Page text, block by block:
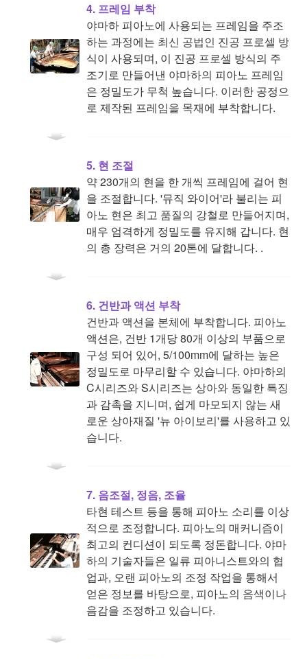
4. 프레임 부착
야마하 피아노에 사용되는 프레임을 주조
하는 과정에는 최신 공법인 진공 프로셀 방
식이 사용되며, 이 진공 프로셀 방식의 주
조기로 만들어낸 야마하의 피아노 프레임
은 정밀도가 무척 높습니다. 이러한 공정으
로 제작된 프레임을 목재에 부착합니다.
5. 현 조절
약 230개의 현을 한 개씩 프레임에 걸어 현
을 조절합니다. '뮤직 와이어'라 불리는 피
아노 현은 최고 품질의 강철로 만들어지며,
매우 엄격하게 정밀도를 유지해 갑니다. 현
의 총 장력은 거의 20톤에 달합니다. .
6. 건반과 액션 부착
건반과 액션을 본체에 부착합니다. 피아노
액션은, 건반 1개당 80개 이상의 부품으로
구성 되어 있어, 5/100mm에 달하는 높은
정밀도로 마무리할 수 있습니다. 야마하의
C시리즈와 S시리즈는 상아와 동일한 특징
과 감촉을 지니며, 쉽게 마모되지 않는 새
로운 상아재질 '뉴 아이보리'를 사용하고 있
습니다.
7. 음조절, 정음, 조율
타현 테스트 등을 통해 피아노 소리를 이상
적으로 조정합니다. 피아노의 매커니즘이
최고의 컨디션이 되도록 정돈합니다. 야마
하의 기술자들은 일류 피아니스트와의 협
업과, 오랜 피아노의 조정 작업을 통해서
얻은 정보를 바탕으로, 피아노의 음색이나
음감을 조정하고 있습니다.